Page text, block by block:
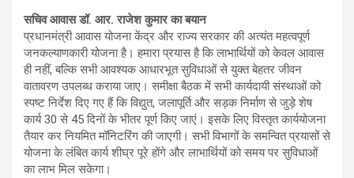
सचिव आवास डॉ. आर. राजेश कुमार का बयान
प्रधानमंत्री आवास योजना केंद्र और राज्य सरकार की अत्यंत महत्वपूर्ण
जनकल्याणकारी योजना है। हमारा प्रयास है कि लाभार्थियों को केवल आवास
ही नहीं, बल्कि सभी आवश्यक आधारभूत सुविधाओं से युक्त बेहतर जीवन
वातावरण उपलब्ध कराया जाए। समीक्षा बैठक में सभी कार्यदायी संस्थाओं को
स्पष्ट निर्देश दिए गए हैं कि विद्युत, जलापूर्ति और सड़क निर्माण से जुड़े शेष
कार्य 30 से 45 दिनों के भीतर पूर्ण किए जाएं। इसके लिए विस्तृत कार्ययोजना
तैयार कर नियमित मॉनिटरिंग की जाएगी। सभी विभागों के समन्वित प्रयासों से
योजना के लंबित कार्य शीघ्र पूरे होंगे और लाभार्थियों को समय पर सुविधाओं
का लाभ मिल सकेगा।